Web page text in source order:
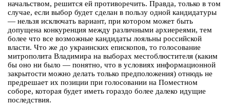
начальством, решится ей противоречить. Правда, только в том
случае, если выбор будет сделан в пользу одной кандидатуры
— нельзя исключать вариант, при котором может быть
допущена конкуренция между различными архиереями, тем
более что все возможные кандидаты лояльны российской
власти. Что же до украинских епископов, то голосование
митрополита Владимира на выборах местоблюстителя (каким
бы оно ни было — понятно, что в условиях информационной
закрытости можно делать только предположения) отнюдь не
предрешает их позиции при голосовании на Поместном
соборе, которая будет иметь гораздо более далеко идущие
последствия.